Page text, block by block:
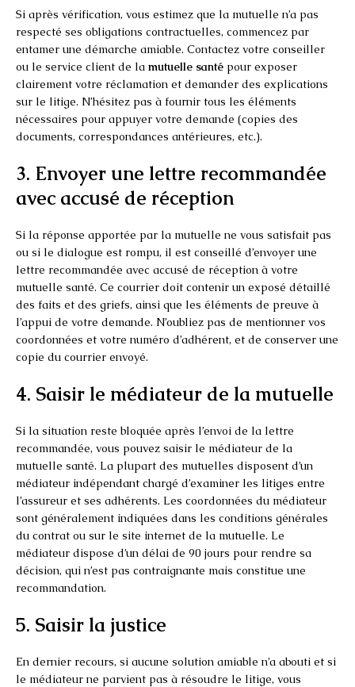
Si après vérification, vous estimez que la mutuelle n’a pas
respecté ses obligations contractuelles, commencez par
entamer une démarche amiable. Contactez votre conseiller
ou le service client de la mutuelle santé pour exposer
clairement votre réclamation et demander des explications
sur le litige. N’hésitez pas à fournir tous les éléments
nécessaires pour appuyer votre demande (copies des
documents, correspondances antérieures, etc.).
3. Envoyer une lettre recommandée
avec accusé de réception
Si la réponse apportée par la mutuelle ne vous satisfait pas
ou si le dialogue est rompu, il est conseillé d’envoyer une
lettre recommandée avec accusé de réception à votre
mutuelle santé. Ce courrier doit contenir un exposé détaillé
des faits et des griefs, ainsi que les éléments de preuve à
l’appui de votre demande. N’oubliez pas de mentionner vos
coordonnées et votre numéro d’adhérent, et de conserver une
copie du courrier envoyé.
4. Saisir le médiateur de la mutuelle
Si la situation reste bloquée après l’envoi de la lettre
recommandée, vous pouvez saisir le médiateur de la
mutuelle santé. La plupart des mutuelles disposent d’un
médiateur indépendant chargé d’examiner les litiges entre
l’assureur et ses adhérents. Les coordonnées du médiateur
sont généralement indiquées dans les conditions générales
du contrat ou sur le site internet de la mutuelle. Le
médiateur dispose d’un délai de 90 jours pour rendre sa
décision, qui n’est pas contraignante mais constitue une
recommandation.
5. Saisir la justice
En dernier recours, si aucune solution amiable n’a abouti et si
le médiateur ne parvient pas à résoudre le litige, vous